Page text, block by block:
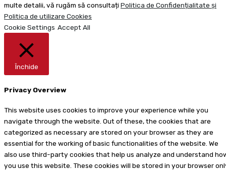
multe detalii, vă rugăm să consultați Politica de Confidențialitate și
Politica de utilizare Cookies
Cookie Settings Accept All
Închide
Privacy Overview
This website uses cookies to improve your experience while you
navigate through the website. Out of these, the cookies that are
categorized as necessary are stored on your browser as they are
essential for the working of basic functionalities of the website. We
also use third-party cookies that help us analyze and understand
you use this website. These cookies will be stored in your browser